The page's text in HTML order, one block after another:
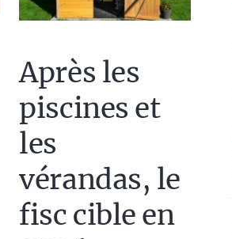
Après les
piscines et
les
vérandas, le
fisc cible en